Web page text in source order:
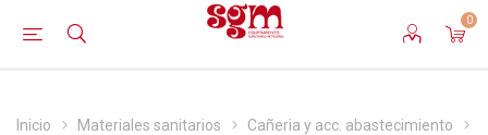
0
Inicio Materiales sanitarios
Cañeria y acc. abastecimiento